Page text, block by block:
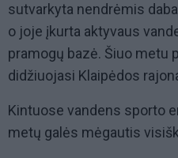
sutvarkyta nendrėmis
o joje įkurta aktyvaus
pramogų bazė. Šiuo metu
didžiuojasi Klaipėdos
Kintuose vandens sporto
metų galės mėgautis